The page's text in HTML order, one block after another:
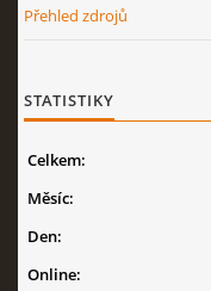
Přehled zdrojů
STATISTIKY
Online:
Celkem:
Měsíc:
Den: